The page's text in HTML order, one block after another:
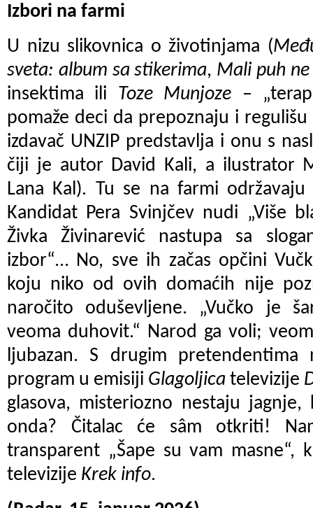
Izbori na farmi
U nizu slikovnica o životinjama (
sveta: album sa stikerima, Mali puh ne
insektima ili
Toze Munjoze –
pomaže deci da prepoznaju i
izdavač UNZIP predstavlja i onu s
čiji je autor David Kali, a ilustrator
Lana Kal). Tu se na farmi
Kandidat Pera Svinjčev nudi „Više
Živka Živinarević nastupa sa
izbor“… No, sve ih začas opčini
koju niko od ovih domaćih nije
naročito oduševljene. „Vučko je
veoma duhovit.“ Narod ga voli;
ljubazan. S drugim pretendentima
program u emisiji Glagoljica televizije
glasova, misteriozno nestaju
onda? Čitalac će sâm otkriti!
transparent „Šape su vam masne“,
televizije Krek info.